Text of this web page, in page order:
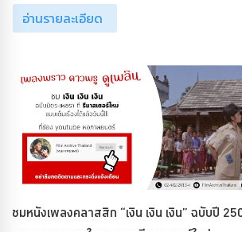
อ่านรายละเอียด
ชมหนังเพลงคลาสสิก “เงิน เงิน เงิน” ฉบับปี